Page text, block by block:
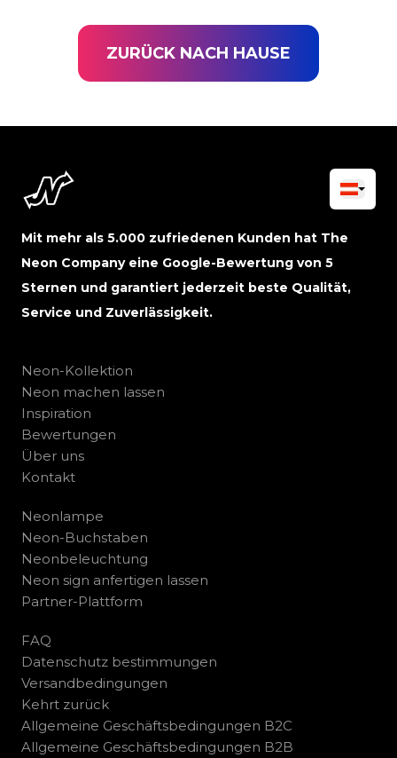
ZURÜCK NACH HAUSE
Mit mehr als 5.000 zufriedenen Kunden hat The
Neon Company eine Google-Bewertung von 5
Sternen und garantiert jederzeit beste Qualität,
Service und Zuverlässigkeit.
Neon-Kollektion
Neon machen lassen
Inspiration
Bewertungen
Über uns
Kontakt
Neonlampe
Neon-Buchstaben
Neonbeleuchtung
Neon sign anfertigen lassen
Partner-Plattform
FAQ
Datenschutz bestimmungen
Versandbedingungen
Kehrt zurück
Allgemeine Geschäftsbedingungen B2C
Allgemeine Geschäftsbedingungen B2B